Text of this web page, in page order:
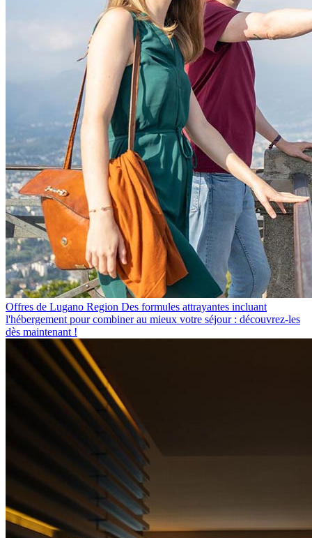
Offres de Lugano Region Des formules attrayantes incluant
l'hébergement pour combiner au mieux votre séjour : découvrez-les
dès maintenant !